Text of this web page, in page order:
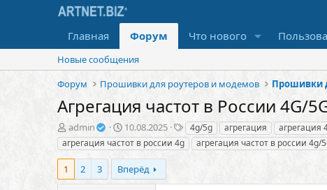
Главная Форум Что нового
Новые сообщения
Форум
Прошивки для роутеров и модемов Прошивки
Агрегация частот в России 4G/
А
в
т
р
admin
Д
а
т
н
10.08.2025
Т
е
г
4g/5g агрегация агрегация
агрегация частот в россии 4g
агрегация частот в россии 4g/
1 2 3 Вперёд